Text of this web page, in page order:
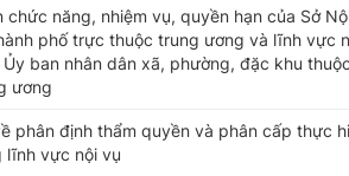
chức năng, nhiệm vụ, quyền hạn của Sở
phố trực thuộc trung ương và lĩnh vực
Ủy ban nhân dân xã, phường, đặc khu
ương
phân định thẩm quyền và phân cấp thực
lĩnh vực nội vụ